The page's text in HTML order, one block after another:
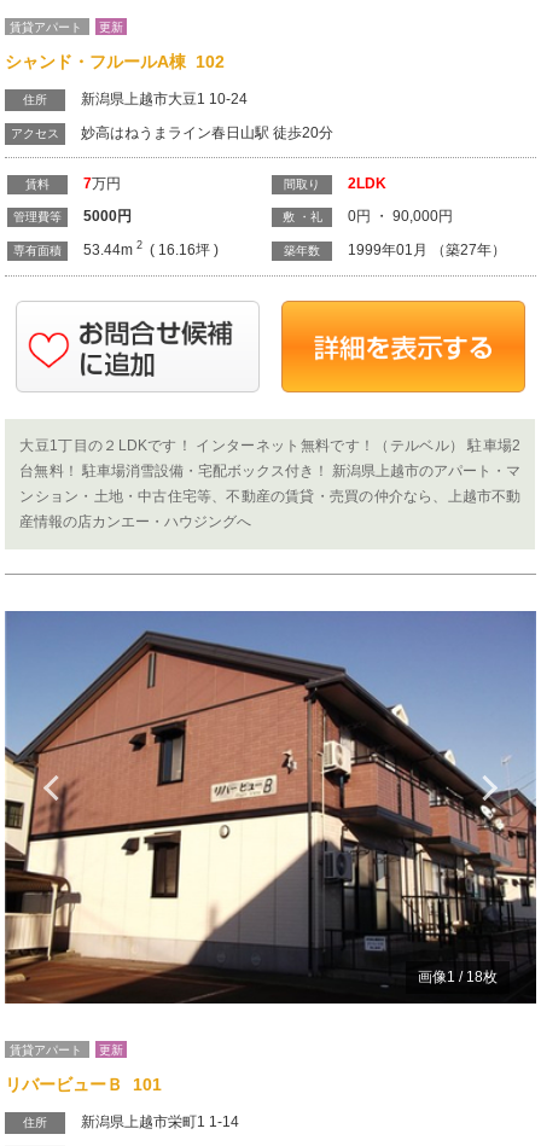
賃貸アパート 更新
シャンド・フルールA棟 102
住所 新潟県上越市大豆1 10-24
アクセス 妙高はねうまライン春日山駅 徒歩20分
賃料 7万円
管理費等 5000円
専有面積 53.44m 2( 16.16坪 )
間取り 2LDK
敷 ・礼 0円 ・ 90,000円
築年数 1999年01月 （築27年）
大豆1丁目の２LDKです！ インターネット無料です！（テルベル） 駐車場2
台無料！ 駐車場消雪設備・宅配ボックス付き！ 新潟県上越市のアパート・マ
ンション・土地・中古住宅等、不動産の賃貸・売買の仲介なら、上越市不動
産情報の店カンエー・ハウジングへ
Previous
画像1/ 18枚
賃貸アパート 更新
リバービューＢ 101
住所 新潟県上越市栄町1 1-14